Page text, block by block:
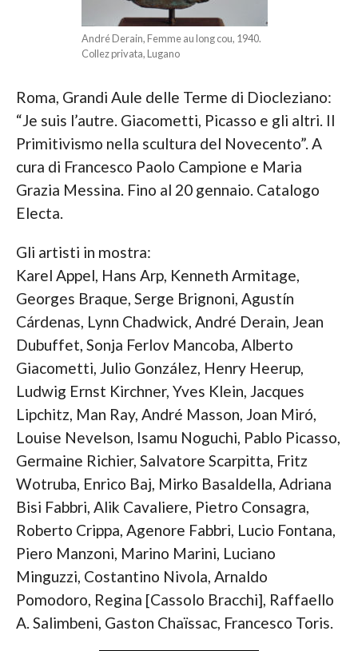
André Derain, Femme au long cou, 1940.
Collez privata, Lugano
Roma, Grandi Aule delle Terme di Diocleziano:
“Je suis l’autre. Giacometti, Picasso e gli altri. Il
Primitivismo nella scultura del Novecento”. A
cura di Francesco Paolo Campione e Maria
Grazia Messina. Fino al 20 gennaio. Catalogo
Electa.
Gli artisti in mostra:
Karel Appel, Hans Arp, Kenneth Armitage,
Georges Braque, Serge Brignoni, Agustín
Cárdenas, Lynn Chadwick, André Derain, Jean
Dubuffet, Sonja Ferlov Mancoba, Alberto
Giacometti, Julio González, Henry Heerup,
Ludwig Ernst Kirchner, Yves Klein, Jacques
Lipchitz, Man Ray, André Masson, Joan Miró,
Louise Nevelson, Isamu Noguchi, Pablo Picasso,
Germaine Richier, Salvatore Scarpitta, Fritz
Wotruba, Enrico Baj, Mirko Basaldella, Adriana
Bisi Fabbri, Alik Cavaliere, Pietro Consagra,
Roberto Crippa, Agenore Fabbri, Lucio Fontana,
Piero Manzoni, Marino Marini, Luciano
Minguzzi, Costantino Nivola, Arnaldo
Pomodoro, Regina [Cassolo Bracchi], Raffaello
A. Salimbeni, Gaston Chaïssac, Francesco Toris.